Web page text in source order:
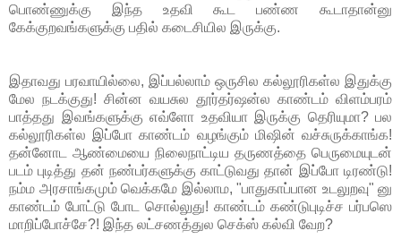
பொண்ணுக்கு இந்த உதவி கூட பண்ண கூடாதான்னு
கேக்குறவங்களுக்கு பதில் கடைசியில இருக்கு.
இதாவது பரவாயில்லை, இப்பல்லாம் ஒருசில கல்லூரிகள்ல இதுக்கு
மேல நடக்குது! சின்ன வயசுல தூர்தர்ஷன்ல காண்டம் விளம்பரம்
பாத்தது இவங்களுக்கு எவ்ளோ உதவியா இருக்கு தெரியுமா? பல
கல்லூரிகள்ல இப்போ காண்டம் வழங்கும் மிஷின் வச்சுருக்காங்க!
தன்னோட ஆண்மையை நிலைநாட்டிய தருணத்தை பெருமையுடன்
படம் புடித்து தன் நண்பர்களுக்கு காட்டுவது தான் இப்போ டிரண்டு!
நம்ம அரசாங்கமும் வெக்கமே இல்லாம, "பாதுகாப்பான உடலுறவு" னு
காண்டம் போட்டு போட சொல்லுது! காண்டம் கண்டுபுடிச்ச பர்பஸெ
மாறிப்போச்சே?! இந்த லட்சணத்துல செக்ஸ் கல்வி வேற?